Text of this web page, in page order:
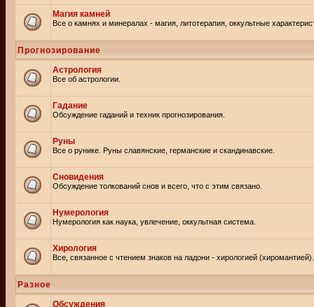
Магия камней
Все о камнях и минералах - магия, литотерапия, оккультные
Прогнозирование
Астрология
Все об астрологии.
Гадание
Обсуждение гаданий и техник прогнозирования.
Руны
Все о рунике. Руны славянские, германские и скандинавские.
Сновидения
Обсуждение толкований снов и всего, что с этим связано.
Нумерология
Нумерология как наука, увлечение, оккультная система.
Хирология
Все, связанное с чтением знаков на ладони - хирологией (хиромантией).
Разное
Обсуждения